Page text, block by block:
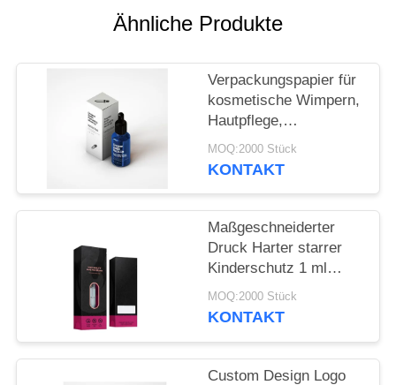
DATENSCHUTZRICHTLINIE
Ähnliche Produkte
Verpackungspapier für
kosmetische Wimpern,
Hautpflege,
Gesichtscreme, Papier,
Karton
MOQ:2000 Stück
KONTAKT
Maßgeschneiderter
Druck Harter starrer
Kinderschutz 1 ml
Karton
Verpackungskisten 0,5
MOQ:2000 Stück
KONTAKT
Custom Design Logo